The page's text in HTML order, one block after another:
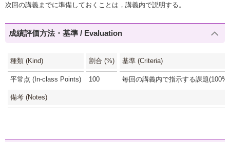
次回の講義までに準備しておくことは，講義内で説明する。
成績評価方法・基準 / Evaluation
種類 (Kind) 割合 (%) 基準 (Criteria)
平常点 (In-class Points) 100 毎回の講義内で指示する課題(100%)
備考 (Notes)